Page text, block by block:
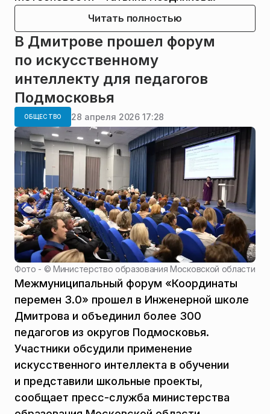
Читать полностью
В Дмитрове прошел форум
по искусственному
интеллекту для педагогов
Подмосковья
ОБЩЕСТВО 28 апреля 2026 17:28
Фото - ©Министерство образования Московской области
Межмуниципальный форум «Координаты
перемен 3.0» прошел в Инженерной школе
Дмитрова и объединил более 300
педагогов из округов Подмосковья.
Участники обсудили применение
искусственного интеллекта в обучении
и представили школьные проекты,
сообщает пресс-служба министерства